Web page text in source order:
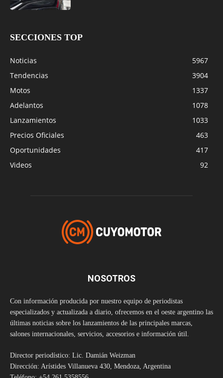
SECCIONES TOP
Noticias
5967
Tendencias
3904
Motos
1337
Adelantos
1078
Lanzamientos
1033
Precios Oficiales
463
Oportunidades
417
Videos
92
NOSOTROS
Con información producida por nuestro equipo de periodistas
especializados y actualizada a diario, ofrecemos en el oeste argentino las
últimas noticias sobre los lanzamientos de las principales marcas,
salones internacionales, servicios, accesorios e información útil.
Director periodístico: Lic. Damián Weizman
Dirección: Arístides Villanueva 430, Mendoza, Argentina